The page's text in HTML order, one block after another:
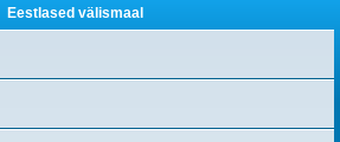
Eestlased välismaal